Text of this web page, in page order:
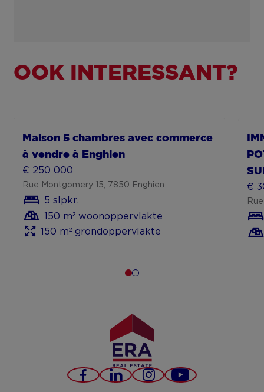
OOK INTERESSANT?
Maison 5 chambres avec commerce
à vendre à Enghien
€ 250 000
Rue Montgomery 15, 7850 Enghien
5 slpkr.
150 m² woonoppervlakte
150 m² grondoppervlakte
Toon meer
€
Facebook
LinkedInInstagramYouTube